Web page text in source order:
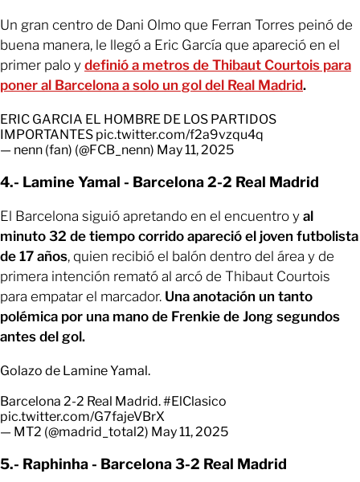
Un gran centro de Dani Olmo que Ferran Torres peinó de
buena manera, le llegó a Eric García que apareció en el
primer palo y definió a metros de Thibaut Courtois para
poner al Barcelona a solo un gol del Real Madrid.
ERIC GARCIA EL HOMBRE DE LOS PARTIDOS
IMPORTANTES pic.twitter.com/f2a9vzqu4q
— nenn (fan) (@FCB_nenn) May 11, 2025
4.- Lamine Yamal - Barcelona 2-2 Real Madrid
El Barcelona siguió apretando en el encuentro y al
minuto 32 de tiempo corrido apareció el joven futbolista
de 17 años, quien recibió el balón dentro del área y de
primera intención remató al arcó de Thibaut Courtois
para empatar el marcador. Una anotación un tanto
polémica por una mano de Frenkie de Jong segundos
antes del gol.
Golazo de Lamine Yamal.
Barcelona 2-2 Real Madrid.#ElClasico
pic.twitter.com/G7fajeVBrX
— MT2 (@madrid_total2) May 11, 2025
5.- Raphinha - Barcelona 3-2 Real Madrid